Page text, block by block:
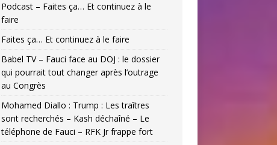
Podcast – Faites ça… Et continuez à le
faire
Faites ça… Et continuez à le faire
Babel TV – Fauci face au DOJ : le dossier
qui pourrait tout changer après l’outrage
au Congrès
Mohamed Diallo : Trump : Les traîtres
sont recherchés – Kash déchaîné – Le
téléphone de Fauci – RFK Jr frappe fort